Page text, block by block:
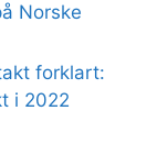
Norske
forklart:
i 2022